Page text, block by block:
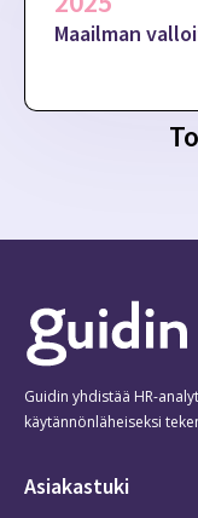
Maailman
Guidin yhdistää HR-
käytännönläheiseksi
Asiakastuki